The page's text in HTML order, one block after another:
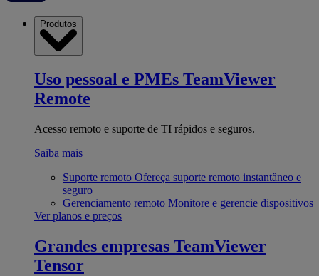
Produtos
Uso pessoal e PMEs TeamViewer
Remote
Acesso remoto e suporte de TI rápidos e seguros.
Saiba mais
Suporte remoto Ofereça suporte remoto instantâneo e
seguro
Gerenciamento remoto Monitore e gerencie dispositivos
Ver planos e preços
Grandes empresas TeamViewer
Tensor